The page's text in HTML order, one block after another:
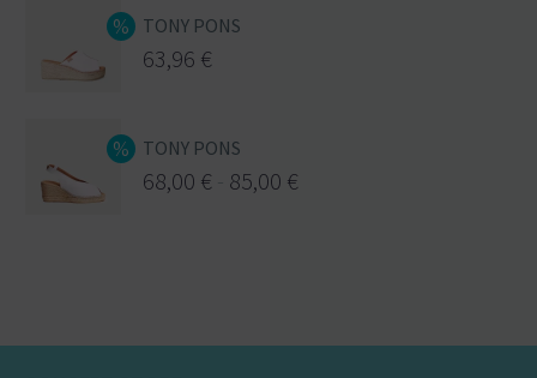
TONY PONS
63,96 €
TONY PONS
68,00 € 85,00 €